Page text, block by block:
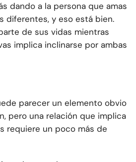
dando a la persona que amas
diferentes, y eso está bien.
de sus vidas mientras
implica inclinarse por ambas
parecer un elemento obvio
pero una relación que implica
requiere un poco más de